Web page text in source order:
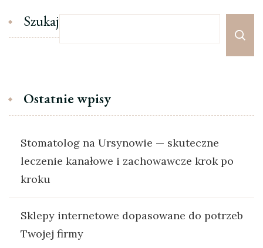
Szukaj
Ostatnie wpisy
Stomatolog na Ursynowie — skuteczne
leczenie kanałowe i zachowawcze krok po
kroku
Sklepy internetowe dopasowane do potrzeb
Twojej firmy